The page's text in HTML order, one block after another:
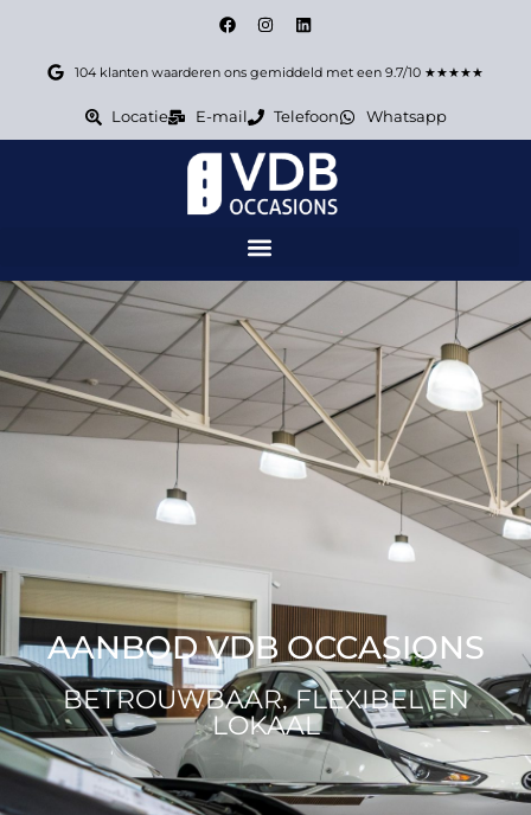
104 klanten waarderen ons gemiddeld met een 9.7/10 ★★★★★
Locatie E-mail Telefoon Whatsapp
AANBOD VDB OCCASIONS
BETROUWBAAR, FLEXIBEL EN
LOKAAL